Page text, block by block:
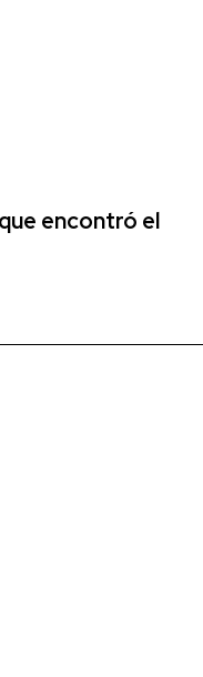
encontró el